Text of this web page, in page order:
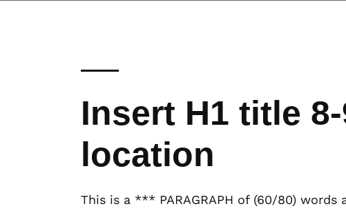
Insert H1 title
location
This is a *** PARAGRAPH of (60/80) words